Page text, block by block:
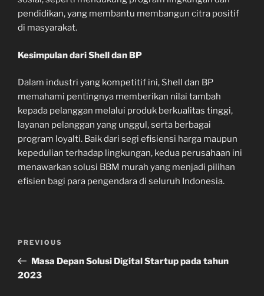
pendidikan, yang membantu membangun citra positif
di masyarakat.
Kesimpulan dari Shell dan BP
Dalam industri yang kompetitif ini, Shell dan BP
memahami pentingnya memberikan nilai tambah
kepada pelanggan melalui produk berkualitas tinggi,
layanan pelanggan yang unggul, serta berbagai
program loyalti. Baik dari segi efisiensi harga maupun
kepedulian terhadap lingkungan, kedua perusahaan ini
menawarkan solusi BBM murah yang menjadi pilihan
efisien bagi para pengendara di seluruh Indonesia.
Previous
Post
PREVIOUS
Masa Depan Solusi Digital Startup pada tahun
2023